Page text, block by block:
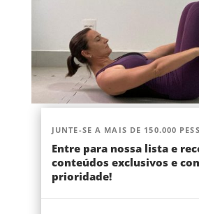
JUNTE-SE A MAIS DE 150.000
Entre para nossa lista e
conteúdos exclusivos e
prioridade!